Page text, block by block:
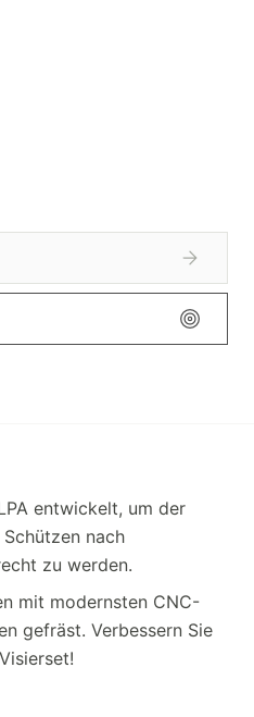
entwickelt, um der
nach
zu werden.
mit modernsten CNC-
gefräst. Verbessern Sie